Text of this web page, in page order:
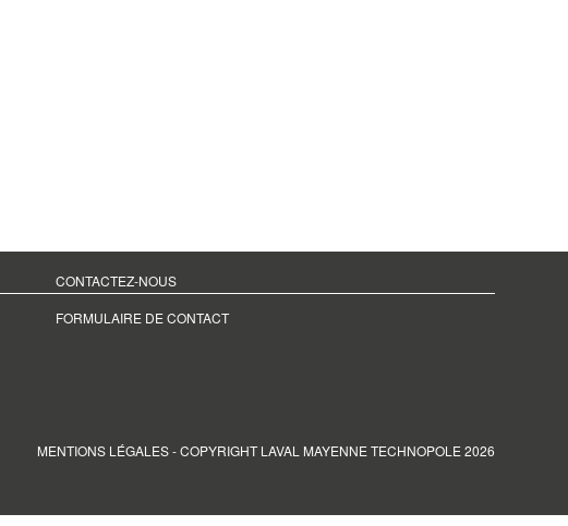
CONTACTEZ-NOUS
FORMULAIRE DE CONTACT
MENTIONS LÉGALES- COPYRIGHT LAVAL MAYENNE TECHNOPOLE 2026